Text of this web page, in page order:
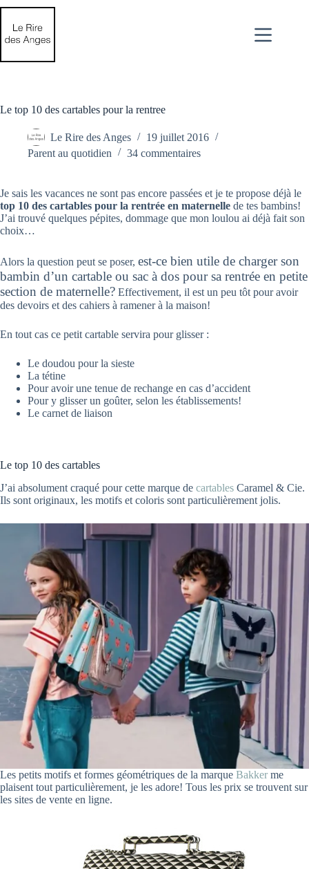
Passer
contenu
Le top 10 des cartables pour la rentree
Le Rire des Anges
19 juillet 2016
Parent au quotidien
34 commentaires
Je sais les vacances ne sont pas encore passées et je te propose déjà le
top 10 des cartables pour la rentrée en maternelle de tes bambins!
J’ai trouvé quelques pépites, dommage que mon loulou ai déjà fait son
choix…
Alors la question peut se poser, est-ce bien utile de charger son
bambin d’un cartable ou sac à dos pour sa rentrée en petite
section de maternelle? Effectivement, il est un peu tôt pour avoir
des devoirs et des cahiers à ramener à la maison!
En tout cas ce petit cartable servira pour glisser :
Le doudou pour la sieste
La tétine
Pour avoir une tenue de rechange en cas d’accident
Pour y glisser un goûter, selon les établissements!
Le carnet de liaison
Le top 10 des cartables
J’ai absolument craqué pour cette marque de cartables Caramel & Cie.
Ils sont originaux, les motifs et coloris sont particulièrement jolis.
Les petits motifs et formes géométriques de la marque Bakker me
plaisent tout particulièrement, je les adore! Tous les prix se trouvent sur
les sites de vente en ligne.